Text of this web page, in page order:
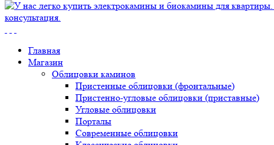
Главная
Магазин
Облицовки каминов
Пристенные облицовки (фронтальные)
Пристенно-угловые облицовки (приставные)
Угловые облицовки
Порталы
Современные облицовки